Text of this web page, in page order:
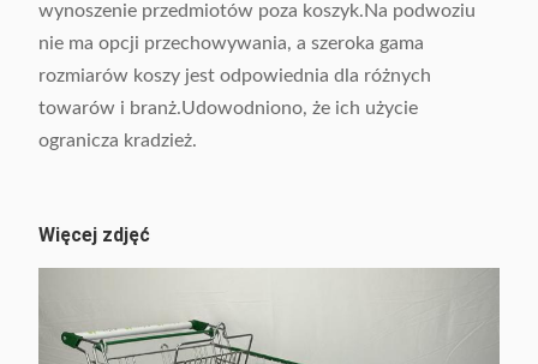
wynoszenie przedmiotów poza koszyk.Na podwoziu
nie ma opcji przechowywania, a szeroka gama
rozmiarów koszy jest odpowiednia dla różnych
towarów i branż.Udowodniono, że ich użycie
ogranicza kradzież.
Więcej zdjęć